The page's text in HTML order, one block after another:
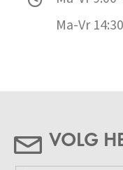
Ma-Vr
VOLG